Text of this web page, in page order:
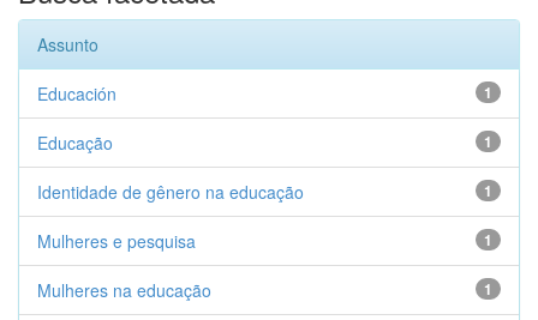
Assunto
1
Educación
1
Educação
1
Identidade de gênero na educação
1
Mulheres e pesquisa
1
Mulheres na educação